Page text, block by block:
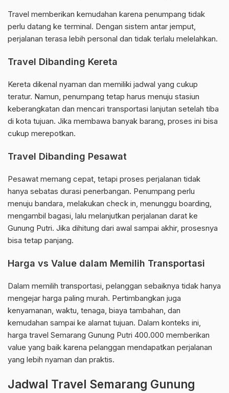
Travel memberikan kemudahan karena penumpang tidak
perlu datang ke terminal. Dengan sistem antar jemput,
perjalanan terasa lebih personal dan tidak terlalu melelahkan.
Travel Dibanding Kereta
Kereta dikenal nyaman dan memiliki jadwal yang cukup
teratur. Namun, penumpang tetap harus menuju stasiun
keberangkatan dan mencari transportasi lanjutan setelah tiba
di kota tujuan. Jika membawa banyak barang, proses ini bisa
cukup merepotkan.
Travel Dibanding Pesawat
Pesawat memang cepat, tetapi proses perjalanan tidak
hanya sebatas durasi penerbangan. Penumpang perlu
menuju bandara, melakukan check in, menunggu boarding,
mengambil bagasi, lalu melanjutkan perjalanan darat ke
Gunung Putri. Jika dihitung dari awal sampai akhir, prosesnya
bisa tetap panjang.
Harga vs Value dalam Memilih Transportasi
Dalam memilih transportasi, pelanggan sebaiknya tidak hanya
mengejar harga paling murah. Pertimbangkan juga
kenyamanan, waktu, tenaga, biaya tambahan, dan
kemudahan sampai ke alamat tujuan. Dalam konteks ini,
harga travel Semarang Gunung Putri 400.000 memberikan
value yang baik karena pelanggan mendapatkan perjalanan
yang lebih nyaman dan praktis.
Jadwal Travel Semarang Gunung